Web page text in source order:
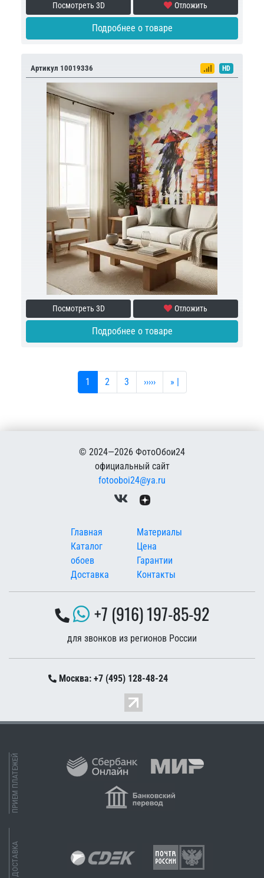
Посмотреть 3D Отложить
Подробнее о товаре
Артикул 10019336 HD
Посмотреть 3D Отложить
Подробнее о товаре
Текущая страница
1 Страница
2 Страница
3 Следующая страница
››››› Последняя страница
» |
© 2024—2026 ФотоОбои24
официальный сайт
fotooboi24@ya.ru
Меню в подвале
Главная
Каталог
обоев
Доставка
Материалы
Цена
Гарантии
Контакты
+7 (916) 197-85-92
для звонков из регионов России
Москва: +7 (495) 128-48-24
ПРИЕМ ПЛАТЕЖЕЙ
ДОСТАВКА